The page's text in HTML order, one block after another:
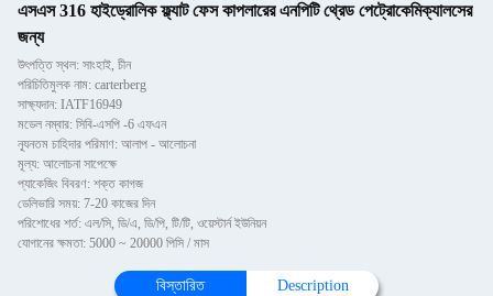
এসএস 316 হাইড্রোলিক ফ্ল্যাট ফেস কাপলারের এনপিটি থ্রেড পেট্রোকেমিক্যালসের
জন্য
উৎপত্তি স্থল: সাংহাই, চীন
পরিচিতিমুলক নাম: carterberg
সাক্ষ্যদান: IATF16949
মডেল নম্বার: সিবি-এসপি -6 এফএন
ন্যূনতম চাহিদার পরিমাণ: আলাপ - আলোচনা
মূল্য: আলোচনা সাপেক্ষে
প্যাকেজিং বিবরণ: শক্ত কাগজ
ডেলিভারি সময়: 7-20 কাজের দিন
পরিশোধের শর্ত: এল/সি, ডি/এ, ডি/পি, টি/টি, ওয়েস্টার্ন ইউনিয়ন
যোগানের ক্ষমতা: 5000 ~ 20000 পিসি / মাস
বিস্তারিত Description